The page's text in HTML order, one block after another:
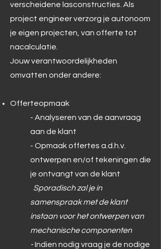
verscheidene lasconstructies. Als
project engineer verzorg je autonoom
je eigen projecten, van offerte tot
nacalculatie.
Jouw verantwoordelijkheden
omvatten onder andere:
Offerteopmaak
- Analyseren van de aanvraag
aan de klant​
- Opmaak offertes a.d.h.v.
ontwerpen en/of tekeningen die
je ontvangt van de klant
Sporadisch zal je in
samenspraak met de klant
instaan voor het ontwerpen van
mechanische componenten
-Indien nodig vraag je de nodige